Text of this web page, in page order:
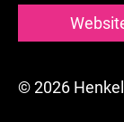
© 2026 Henkel